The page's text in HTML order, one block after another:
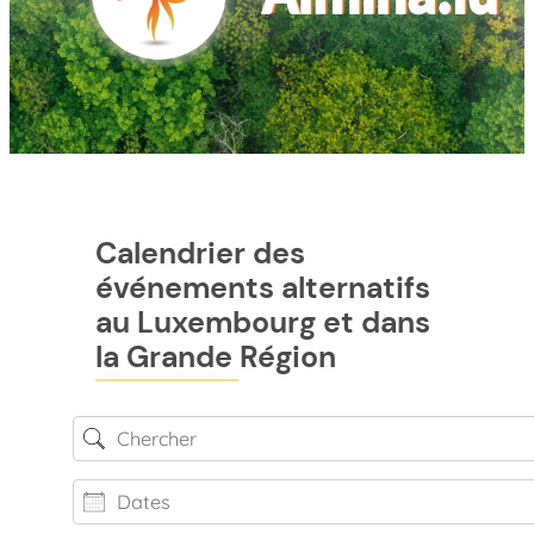
Calendrier des
événements alternatifs
au Luxembourg et dans
la Grande Région
Chercher
Dates